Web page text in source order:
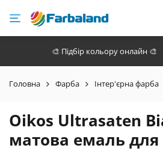
🎨 Підбір кольору онлайн 🎨
Головна Фарба Інтер'єрна фарба
Oikos Ultrasaten
матова емаль для